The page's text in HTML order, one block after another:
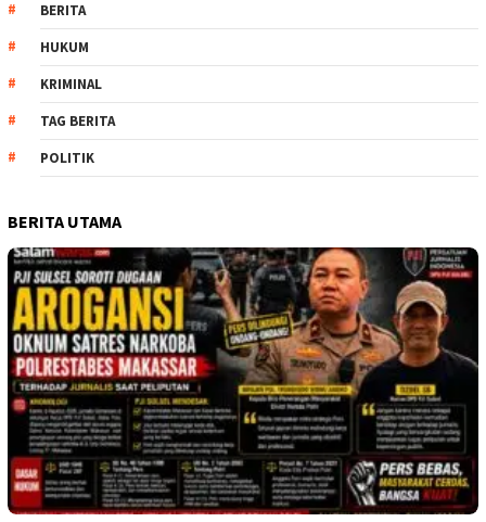
BERITA
HUKUM
KRIMINAL
TAG BERITA
POLITIK
BERITA UTAMA